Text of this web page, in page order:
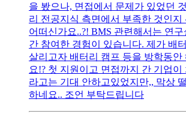
을 봤으나, 면접에서 문제가 있었던
리 전공지식 측면에서 부족한 것인지
어떠신가요..?! BMS 관련해서는 연
간 참여한 경험이 있습니다. 제가 배
살리고자 배터리 캠프 등을 방학동안
요!? 첫 지원이고 면접까지 간 기업이
라고는 기대 안하고있었지만,, 막상
하네요.. 조언 부탁드립니다